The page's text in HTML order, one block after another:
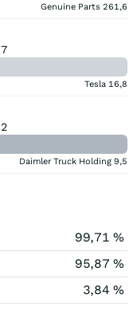
Genuine Parts 261,6
Tesla 16,8
Daimler Truck Holding 9,5
99,71 %
95,87 %
3,84 %